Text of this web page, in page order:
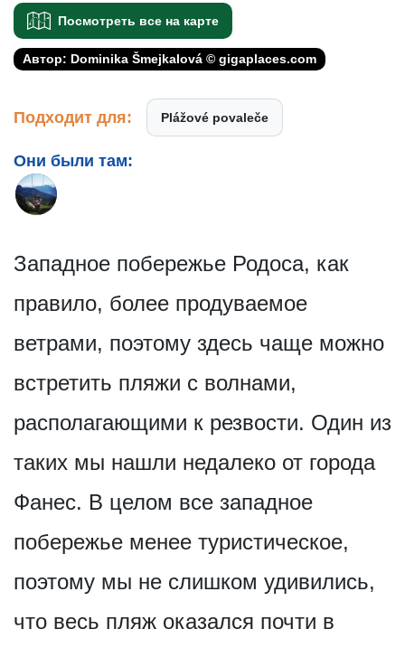
Посмотреть все на карте
Автор: Dominika Šmejkalová © gigaplaces.com
Подходит для: Plážové povaleče
Они были там:
Западное побережье Родоса, как
правило, более продуваемое
ветрами, поэтому здесь чаще можно
встретить пляжи с волнами,
располагающими к резвости. Один из
таких мы нашли недалеко от города
Фанес. В целом все западное
побережье менее туристическое,
поэтому мы не слишком удивились,
что весь пляж оказался почти в